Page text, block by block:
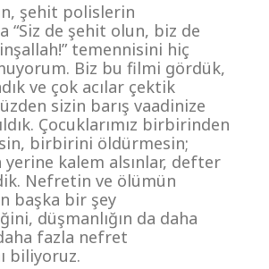
şehit polislerin
“Siz de şehit olun, biz de
temennisini hiç
Biz bu filmi gördük,
ve çok acılar çektik
sizin barış vaadinize
Çocuklarımız birbirinden
birbirini öldürmesin;
kalem alsınlar, defter
Nefretin ve ölümün
başka bir şey
düşmanlığın da daha
fazla nefret
biliyoruz.